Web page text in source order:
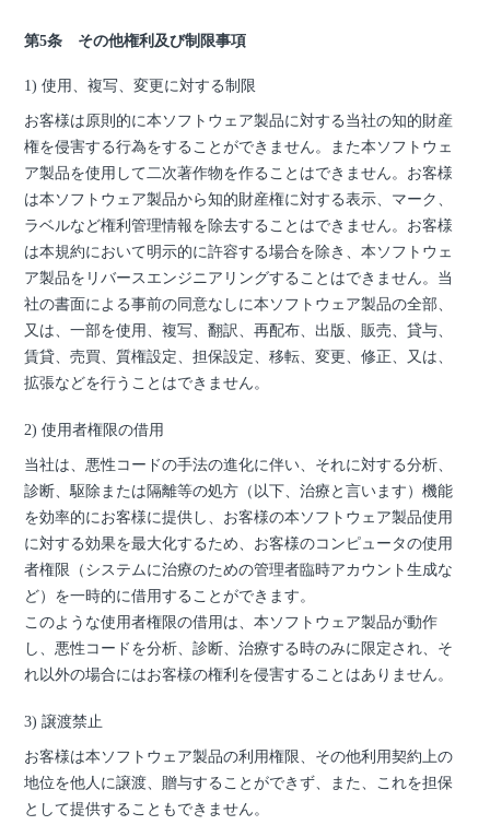
第5条 その他権利及び制限事項
1) 使用、複写、変更に対する制限
お客様は原則的に本ソフトウェア製品に対する当社の知的財産
権を侵害する行為をすることができません。また本ソフトウェ
ア製品を使用して二次著作物を作ることはできません。お客様
は本ソフトウェア製品から知的財産権に対する表示、マーク、
ラベルなど権利管理情報を除去することはできません。お客様
は本規約において明示的に許容する場合を除き、本ソフトウェ
ア製品をリバースエンジニアリングすることはできません。当
社の書面による事前の同意なしに本ソフトウェア製品の全部、
又は、一部を使用、複写、翻訳、再配布、出版、販売、貸与、
賃貸、売買、質権設定、担保設定、移転、変更、修正、又は、
拡張などを行うことはできません。
2) 使用者権限の借用
当社は、悪性コードの手法の進化に伴い、それに対する分析、
診断、駆除または隔離等の処方（以下、治療と言います）機能
を効率的にお客様に提供し、お客様の本ソフトウェア製品使用
に対する効果を最大化するため、お客様のコンピュータの使用
者権限（システムに治療のための管理者臨時アカウント生成な
ど）を一時的に借用することができます。
このような使用者権限の借用は、本ソフトウェア製品が動作
し、悪性コードを分析、診断、治療する時のみに限定され、そ
れ以外の場合にはお客様の権利を侵害することはありません。
3) 譲渡禁止
お客様は本ソフトウェア製品の利用権限、その他利用契約上の
地位を他人に譲渡、贈与することができず、また、これを担保
として提供することもできません。